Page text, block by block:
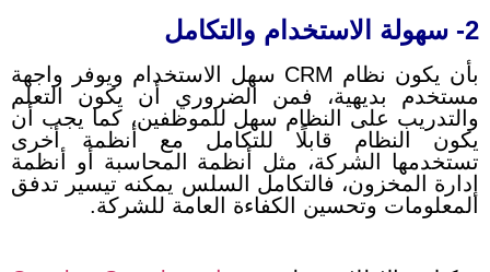
2- سهولة الاستخدام والتكامل
بأن يكون نظام CRM سهل الاستخدام ويوفر واجهة
مستخدم بديهية، فمن الضروري أن يكون التعلم
والتدريب على النظام سهل للموظفين، كما يجب أن
يكون النظام قابلًا للتكامل مع أنظمة أخرى
تستخدمها الشركة، مثل أنظمة المحاسبة أو أنظمة
إدارة المخزون، فالتكامل السلس يمكنه تيسير تدفق
المعلومات وتحسين الكفاءة العامة للشركة.